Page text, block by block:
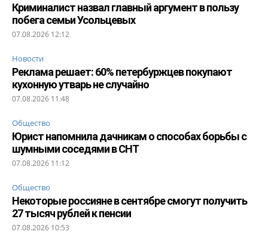
Криминалист назвал главный аргумент в пользу
побега семьи Усольцевых
07.08.2026 12:12
Новости
Реклама решает: 60% петербуржцев покупают
кухонную утварь не случайно
07.08.2026 11:48
Общество
Юрист напомнила дачникам о способах борьбы с
шумными соседями в СНТ
07.08.2026 11:12
Общество
Некоторые россияне в сентябре смогут получить
27 тысяч рублей к пенсии
07.08.2026 10:53